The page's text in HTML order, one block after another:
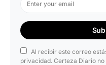
Al recibir este correo
privacidad. Certeza Diario